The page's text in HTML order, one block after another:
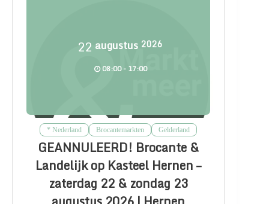
22 augustus 2026
08:00 - 17:00
* Nederland Brocantemarkten Gelderland
GEANNULEERD! Brocante &
Landelijk op Kasteel Hernen –
zaterdag 22 & zondag 23